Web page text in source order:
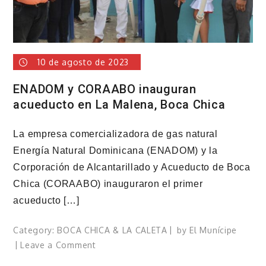
10 de agosto de 2023
ENADOM y CORAABO inauguran
acueducto en La Malena, Boca Chica
La empresa comercializadora de gas natural
Energía Natural Dominicana (ENADOM) y la
Corporación de Alcantarillado y Acueducto de Boca
Chica (CORAABO) inauguraron el primer
acueducto […]
Category: BOCA CHICA & LA CALETA by El Munícipe
Leave a Commenton